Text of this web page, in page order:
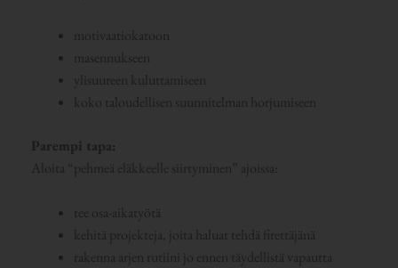
motivaatiokatoon
masennukseen
ylisuureen kuluttamiseen
koko taloudellisen suunnitelman horjumiseen
Parempi tapa:
Aloita “pehmeä eläkkeelle siirtyminen” ajoissa:
tee osa-aikatyötä
kehitä projekteja, joita haluat tehdä firettäjänä
rakenna arjen rutiini jo ennen täydellistä vapautta